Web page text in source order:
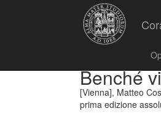
Benché
[Vienna], Matteo
prima edizione